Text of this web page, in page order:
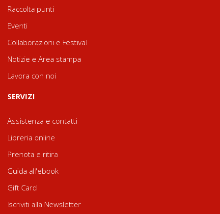
Raccolta punti
Eventi
Collaborazioni e Festival
Notizie e Area stampa
Lavora con noi
SERVIZI
Assistenza e contatti
Libreria online
Prenota e ritira
Guida all'ebook
Gift Card
Iscriviti alla Newsletter